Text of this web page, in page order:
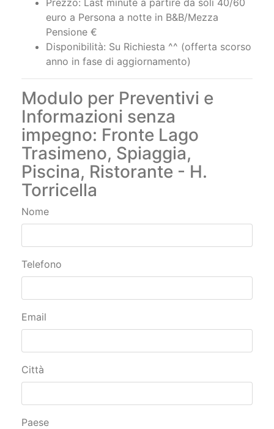
euro a Persona a notte in B&B/Mezza
Pensione €
Disponibilità: Su Richiesta ^^ (offerta scorso
anno in fase di aggiornamento)
Modulo per Preventivi e
Informazioni senza
impegno: Fronte Lago
Trasimeno, Spiaggia,
Piscina, Ristorante - H.
Torricella